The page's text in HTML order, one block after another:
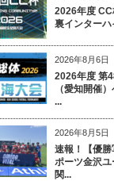
2026年度
裏インター
2026年8月6日
2026年度 第
（愛知開催
...
2026年8月5日
速報！【優
ポーツ金沢
関...